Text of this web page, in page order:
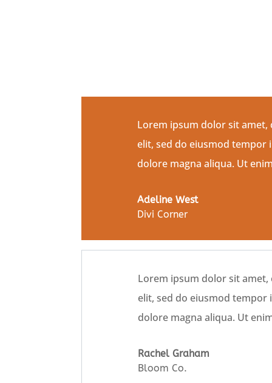
Lorem ipsum dolor sit
elit, sed do eiusmod
dolore magna aliqua. Ut
Adeline West
Divi Corner
Lorem ipsum dolor sit
elit, sed do eiusmod
dolore magna aliqua. Ut
Rachel Graham
Bloom Co.